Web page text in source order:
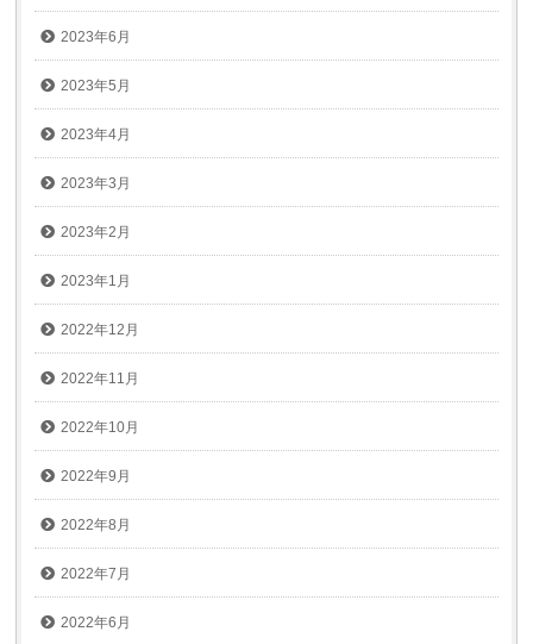
2023年6月
2023年5月
2023年4月
2023年3月
2023年2月
2023年1月
2022年12月
2022年11月
2022年10月
2022年9月
2022年8月
2022年7月
2022年6月